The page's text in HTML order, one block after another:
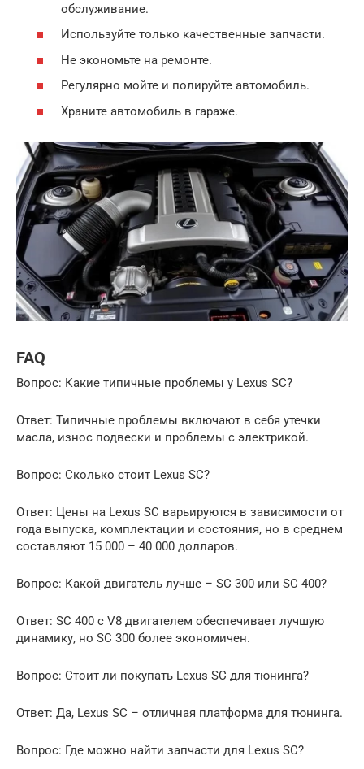
обслуживание.
Используйте только качественные запчасти.
Не экономьте на ремонте.
Регулярно мойте и полируйте автомобиль.
Храните автомобиль в гараже.
FAQ
Вопрос: Какие типичные проблемы у Lexus SC?
Ответ: Типичные проблемы включают в себя утечки
масла, износ подвески и проблемы с электрикой.
Вопрос: Сколько стоит Lexus SC?
Ответ: Цены на Lexus SC варьируются в зависимости от
года выпуска, комплектации и состояния, но в среднем
составляют 15 000 – 40 000 долларов.
Вопрос: Какой двигатель лучше – SC 300 или SC 400?
Ответ: SC 400 с V8 двигателем обеспечивает лучшую
динамику, но SC 300 более экономичен.
Вопрос: Стоит ли покупать Lexus SC для тюнинга?
Ответ: Да, Lexus SC – отличная платформа для тюнинга.
Вопрос: Где можно найти запчасти для Lexus SC?